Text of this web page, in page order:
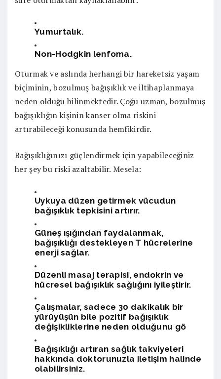
Yumurtalık.
Non-Hodgkin lenfoma.
Oturmak ve aslında herhangi bir hareketsiz yaşam
biçiminin, bozulmuş bağışıklık ve iltihaplanmaya
neden olduğu bilinmektedir. Çoğu uzman, bozulmuş
bağışıklığın kişinin kanser olma riskini
artırabileceği konusunda hemfikirdir.
Bağışıklığınızı güçlendirmek için yapabileceğiniz
her şey bu riski azaltabilir. Mesela:
Uykuya düzen getirmek vücudun
bağışıklık tepkisini artırır.
Güneş ışığından faydalanmak,
bağışıklığı destekleyen T hücrelerine
enerji sağlar.
Düzenli masaj terapisi, endokrin ve
hücresel bağışıklık sağlığını iyileştirir.
Çalışmalar, sadece 30 dakikalık bir
yürüyüşün bile pozitif bağışıklık
değişikliklerine neden olduğunu gö
Bağışıklığı artıran sağlık takviyeleri
hakkında doktorunuzla iletişim halinde
olabilirsiniz.